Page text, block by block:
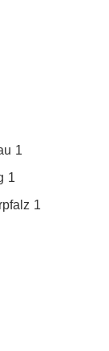
1
1
1